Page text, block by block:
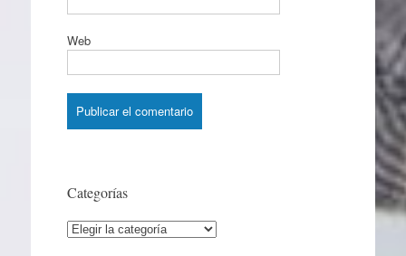
Web
Categorías
Categorías